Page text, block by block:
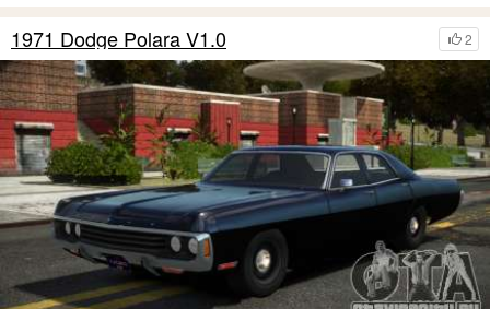
2
1971 Dodge Polara V1.0